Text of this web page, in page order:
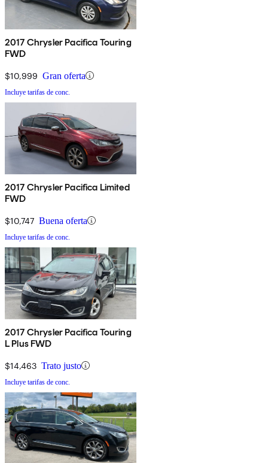
2017 Chrysler Pacifica Touring
FWD
$10,999 Gran oferta
Incluye tarifas de conc.
2017 Chrysler Pacifica Limited
FWD
$10,747 Buena oferta
Incluye tarifas de conc.
2017 Chrysler Pacifica Touring
L Plus FWD
$14,463 Trato justo
Incluye tarifas de conc.